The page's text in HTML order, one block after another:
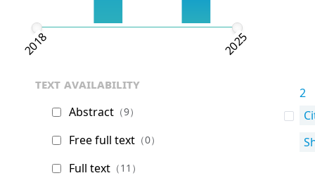
2018 2025
text availability
Abstract （9）
Free full text （0）
Full text （11）
2